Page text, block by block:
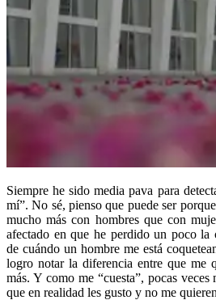
Siempre he sido media pava para
mí”. No sé, pienso que puede ser
mucho más con hombres que con
afectado en que he perdido un poco la
de cuándo un hombre me está
logro notar la diferencia entre que me
más. Y como me “cuesta”, pocas
que en realidad les gusto y no me